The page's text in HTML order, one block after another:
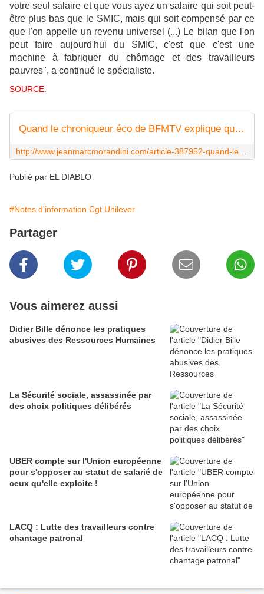
votre seul salaire et que vous ayez un salaire qui soit peut-
être plus bas que le SMIC, mais qui soit compensé par ce
que l'on appelle un revenu universel (...) Le bilan que l'on
peut faire aujourd'hui du SMIC, c'est que c'est une
machine à fabriquer du chômage et des travailleurs
pauvres", a continué le spécialiste.
SOURCE:
Quand le chroniqueur éco de BFMTV explique que "le SMIC est trop élevé et ne pas l'augmenter est une bonne chose"
http://www.jeanmarcmorandini.com/article-387952-quand-le-chroniqueur-eco-de-
Publié par EL DIABLO
#Notes d'information Cgt Unilever
Partager
Vous aimerez aussi
Didier Bille dénonce les pratiques
abusives des Ressources Humaines
La Sécurité sociale, assassinée par
des choix politiques délibérés
UBER compte sur l'Union européenne
pour s'opposer au statut de salarié de
ceux qu'elle exploite !
LACQ : Lutte des travailleurs contre
chantage patronal